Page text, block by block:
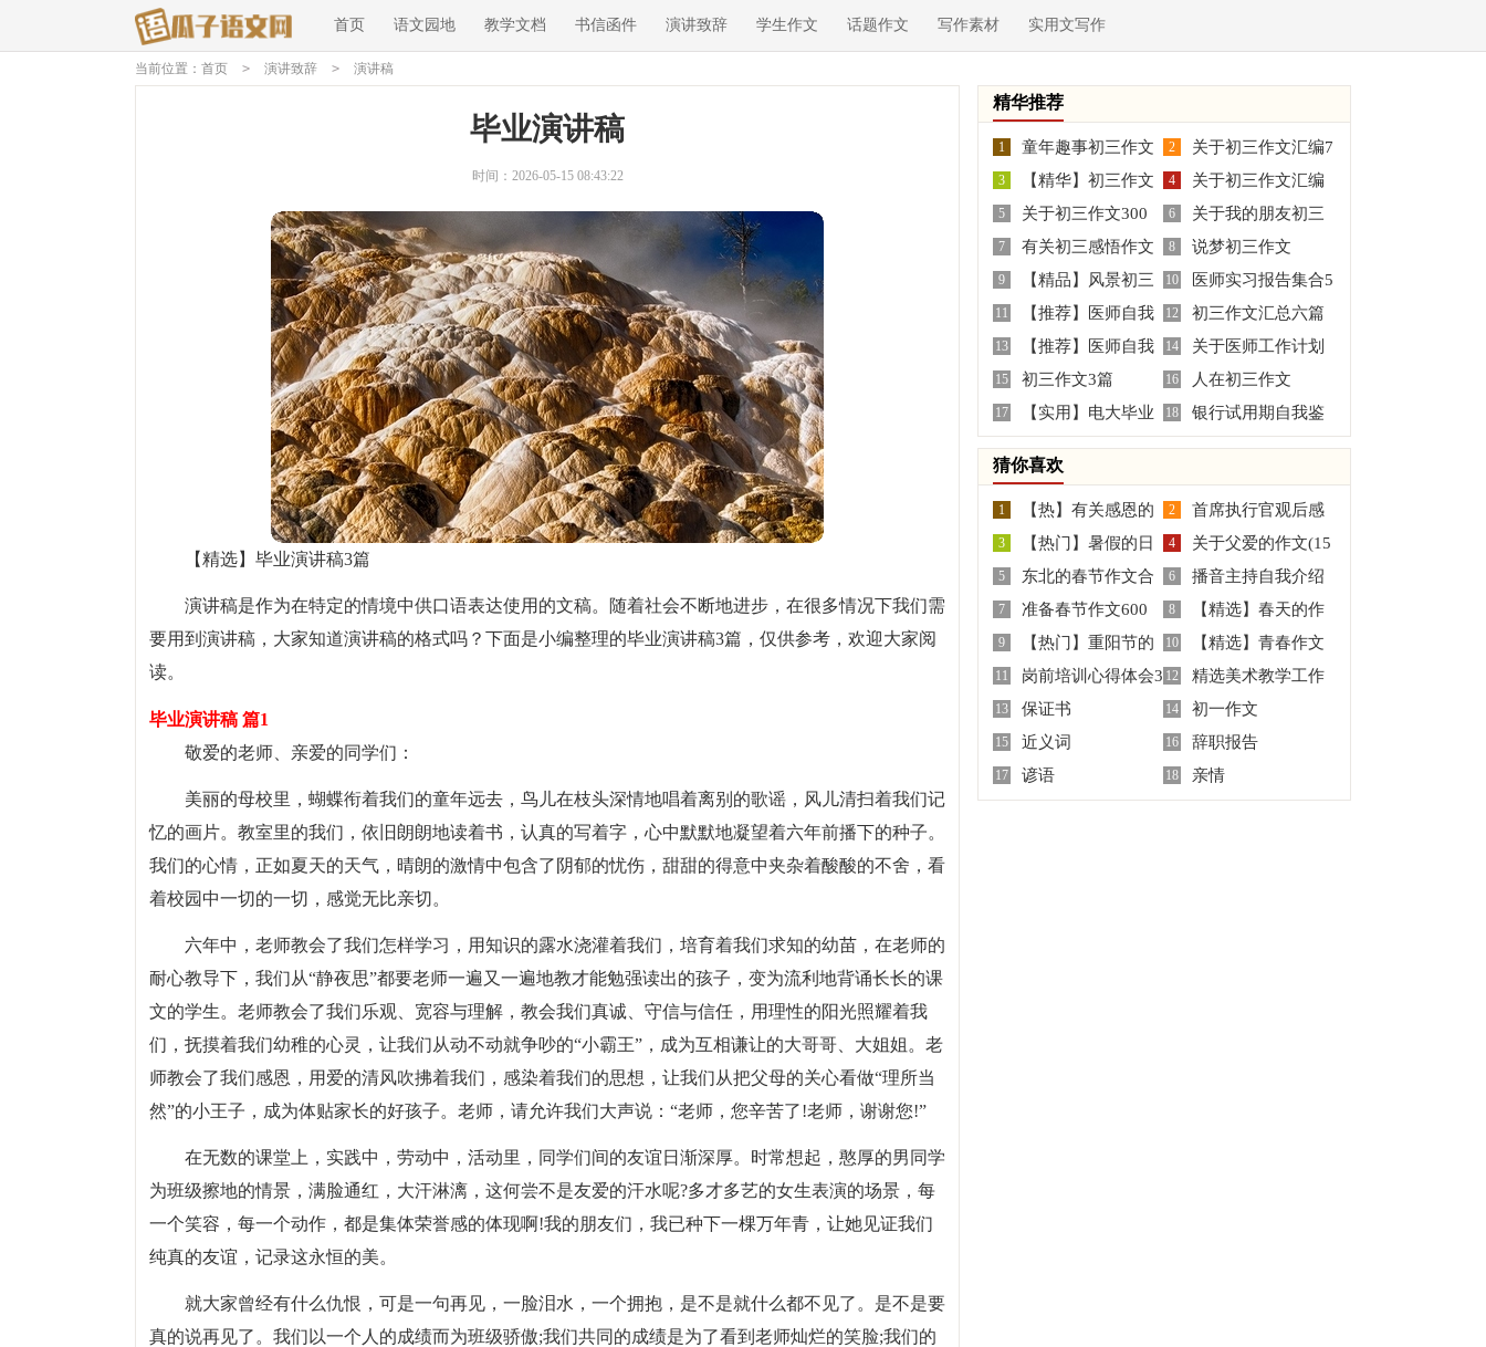
首页 语文园地 教学文档 书信函件 演讲致辞 学生作文 话题作文 写作素材 实用文写作
当前位置： 首页 > 演讲致辞 > 演讲稿
毕业演讲稿
时间：2026-05-15 08:43:22
【精选】毕业演讲稿3篇
演讲稿是作为在特定的情境中供口语表达使用的文稿。随着社会不断地进步，在很多情况下我们需
要用到演讲稿，大家知道演讲稿的格式吗？下面是小编整理的毕业演讲稿3篇，仅供参考，欢迎大家阅
读。
毕业演讲稿 篇1
敬爱的老师、亲爱的同学们：
美丽的母校里，蝴蝶衔着我们的童年远去，鸟儿在枝头深情地唱着离别的歌谣，风儿清扫着我们记
忆的画片。教室里的我们，依旧朗朗地读着书，认真的写着字，心中默默地凝望着六年前播下的种子。
我们的心情，正如夏天的天气，晴朗的激情中包含了阴郁的忧伤，甜甜的得意中夹杂着酸酸的不舍，看
着校园中一切的一切，感觉无比亲切。
六年中，老师教会了我们怎样学习，用知识的露水浇灌着我们，培育着我们求知的幼苗，在老师的
耐心教导下，我们从“静夜思”都要老师一遍又一遍地教才能勉强读出的孩子，变为流利地背诵长长的课
文的学生。老师教会了我们乐观、宽容与理解，教会我们真诚、守信与信任，用理性的阳光照耀着我
们，抚摸着我们幼稚的心灵，让我们从动不动就争吵的“小霸王”，成为互相谦让的大哥哥、大姐姐。老
师教会了我们感恩，用爱的清风吹拂着我们，感染着我们的思想，让我们从把父母的关心看做“理所当
然”的小王子，成为体贴家长的好孩子。老师，请允许我们大声说：“老师，您辛苦了!老师，谢谢您!”
在无数的课堂上，实践中，劳动中，活动里，同学们间的友谊日渐深厚。时常想起，憨厚的男同学
为班级擦地的情景，满脸通红，大汗淋漓，这何尝不是友爱的汗水呢?多才多艺的女生表演的场景，每
一个笑容，每一个动作，都是集体荣誉感的体现啊!我的朋友们，我已种下一棵万年青，让她见证我们
纯真的友谊，记录这永恒的美。
就大家曾经有什么仇恨，可是一句再见，一脸泪水，一个拥抱，是不是就什么都不见了。是不是要
真的说再见了。我们以一个人的成绩而为班级骄傲;我们共同的成绩是为了看到老师灿烂的笑脸;我们的
精华推荐
1
童年趣事初三作文
10篇
2
关于初三作文汇编7
篇
3
【精华】初三作文
集锦10篇
4
关于初三作文汇编
10篇
5
关于初三作文300
字汇编4篇
6
关于我的朋友初三
作文汇编9篇
7
有关初三感悟作文
300字4篇
8 说梦初三作文
9
【精品】风景初三
作文合集6篇
10
医师实习报告集合5
篇
11
【推荐】医师自我
鉴定3篇
12 初三作文汇总六篇
13
【推荐】医师自我
鉴定四篇
14
关于医师工作计划
范文集合七篇
15 初三作文3篇 16 人在初三作文
17
【实用】电大毕业
自我鉴定4篇
18
银行试用期自我鉴
定
猜你喜欢
1
【热】有关感恩的
作文
2 首席执行官观后感
3
【热门】暑假的日
记
4
关于父爱的作文(15
篇)
5
东北的春节作文合
集六篇
6 播音主持自我介绍
7
准备春节作文600
字3篇
8
【精选】春天的作
文400字汇编6篇
9
【热门】重阳节的
作文500字汇编6篇
10
【精选】青春作文
400字10篇
11
岗前培训心得体会3
篇
12
精选美术教学工作
计划四篇
13 保证书 14 初一作文
15 近义词 16 辞职报告
17 谚语 18 亲情